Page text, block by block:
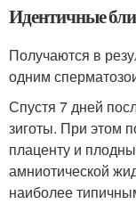
Идентичные
Получаются в
одним
Спустя 7 дней
зиготы. При этом
плаценту и
амниотической
наиболее